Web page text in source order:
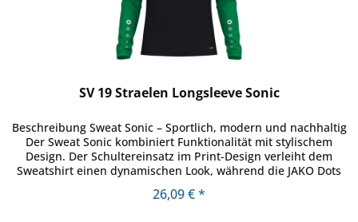
SV 19 Straelen Longsleeve Sonic
Beschreibung Sweat Sonic – Sportlich, modern und nachhaltig
Der Sweat Sonic kombiniert Funktionalität mit stylischem
Design. Der Schultereinsatz im Print-Design verleiht dem
Sweatshirt einen dynamischen Look, während die JAKO Dots
26,09 € *